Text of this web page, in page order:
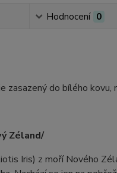
Hodnocení 0
zasazený do bílého
Zéland/
Iris) z moří Nového